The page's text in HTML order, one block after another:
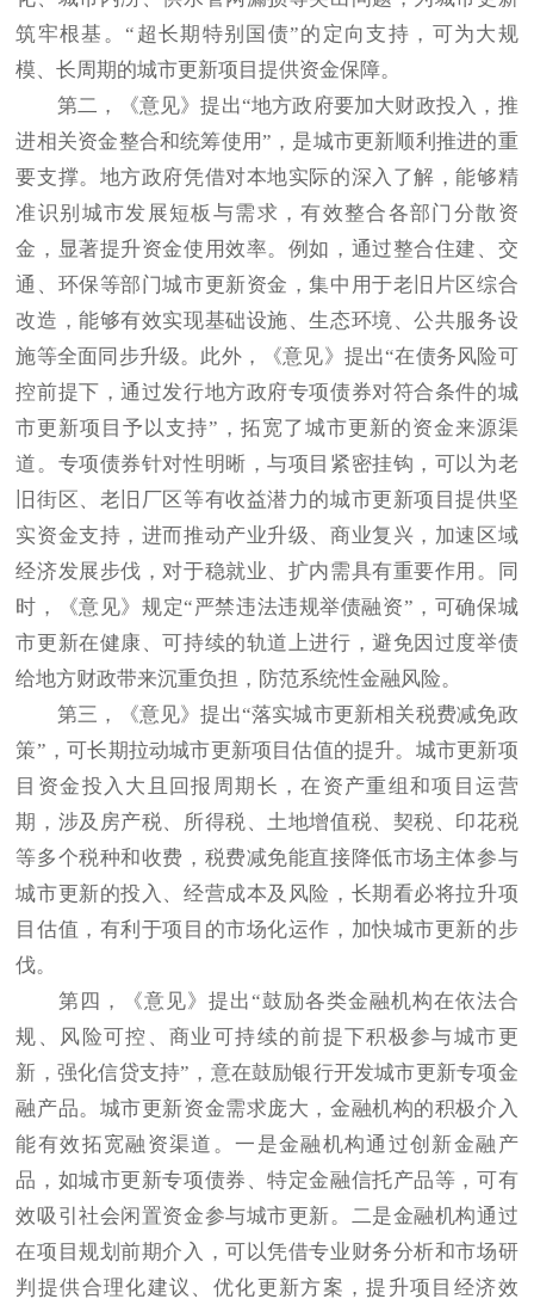
筑牢根基。“超长期特别国债”的定向支持，可为大规
模、长周期的城市更新项目提供资金保障。
第二，《意见》提出“地方政府要加大财政投入，推
进相关资金整合和统筹使用”，是城市更新顺利推进的重
要支撑。地方政府凭借对本地实际的深入了解，能够精
准识别城市发展短板与需求，有效整合各部门分散资
金，显著提升资金使用效率。例如，通过整合住建、交
通、环保等部门城市更新资金，集中用于老旧片区综合
改造，能够有效实现基础设施、生态环境、公共服务设
施等全面同步升级。此外，《意见》提出“在债务风险可
控前提下，通过发行地方政府专项债券对符合条件的城
市更新项目予以支持”，拓宽了城市更新的资金来源渠
道。专项债券针对性明晰，与项目紧密挂钩，可以为老
旧街区、老旧厂区等有收益潜力的城市更新项目提供坚
实资金支持，进而推动产业升级、商业复兴，加速区域
经济发展步伐，对于稳就业、扩内需具有重要作用。同
时，《意见》规定“严禁违法违规举债融资”，可确保城
市更新在健康、可持续的轨道上进行，避免因过度举债
给地方财政带来沉重负担，防范系统性金融风险。
第三，《意见》提出“落实城市更新相关税费减免政
策”，可长期拉动城市更新项目估值的提升。城市更新项
目资金投入大且回报周期长，在资产重组和项目运营
期，涉及房产税、所得税、土地增值税、契税、印花税
等多个税种和收费，税费减免能直接降低市场主体参与
城市更新的投入、经营成本及风险，长期看必将拉升项
目估值，有利于项目的市场化运作，加快城市更新的步
伐。
第四，《意见》提出“鼓励各类金融机构在依法合
规、风险可控、商业可持续的前提下积极参与城市更
新，强化信贷支持”，意在鼓励银行开发城市更新专项金
融产品。城市更新资金需求庞大，金融机构的积极介入
能有效拓宽融资渠道。一是金融机构通过创新金融产
品，如城市更新专项债券、特定金融信托产品等，可有
效吸引社会闲置资金参与城市更新。二是金融机构通过
在项目规划前期介入，可以凭借专业财务分析和市场研
判提供合理化建议、优化更新方案，提升项目经济效